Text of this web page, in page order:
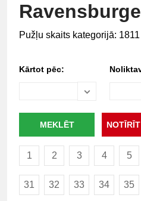
Pužļu skaits kategorijā: 1811
Kārtot pēc:
1 2 3 4 5
31 32 33 34 35